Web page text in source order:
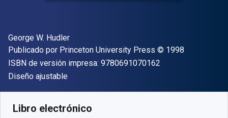
Autor(es)
George W. Hudler
Editor
Publicado por Princeton University Press Copyright
© 1998
ISBN de versión impresa: 9780691070162
Formato
Diseño ajustable
Libro electrónico